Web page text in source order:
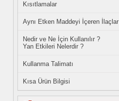
Kısıtlamalar
Aynı Etken Maddeyi İçeren İlaçlar
Nedir ve Ne İçin Kullanılır ?
Yan Etkileri Nelerdir ?
Kullanma Talimatı
Kısa Ürün Bilgisi